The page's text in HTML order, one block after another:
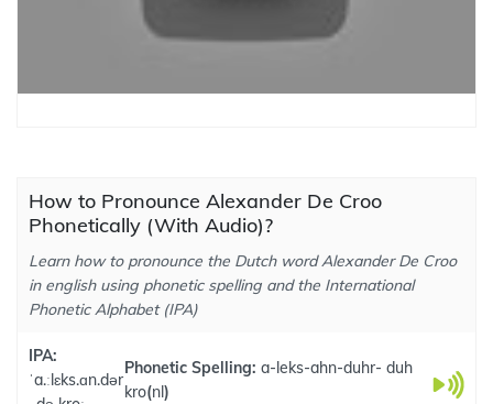
How to Pronounce Alexander De Croo
Phonetically (With Audio)?
Learn how to pronounce the Dutch word Alexander De Croo
in english using phonetic spelling and the International
Phonetic Alphabet (IPA)
IPA:
ˈa.ːlɛks.ɑn.dər
Phonetic Spelling: a-leks-ahn-duhr- duh
kro(nl)